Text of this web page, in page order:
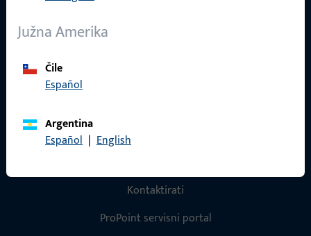
Južna Amerika
Čile
Español
Argentina
Español | English
Kontaktirati
ProPoint servisni portal